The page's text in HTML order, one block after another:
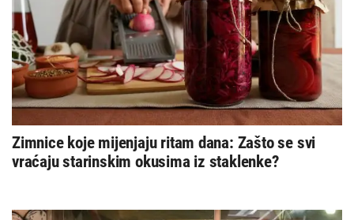
Zimnice koje mijenjaju ritam dana: Zašto se svi
vraćaju starinskim okusima iz staklenke?